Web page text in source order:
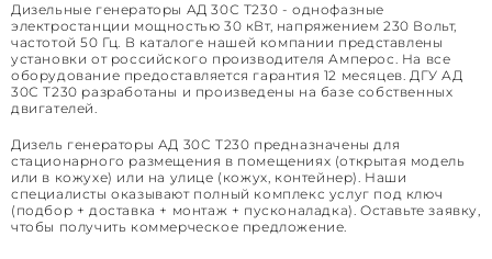
Дизельные генераторы АД 30С Т230 - однофазные
электростанции мощностью 30 кВт, напряжением 230 Вольт,
частотой 50 Гц. В каталоге нашей компании представлены
установки от российского производителя Амперос. На все
оборудование предоставляется гарантия 12 месяцев. ДГУ АД
30С Т230 разработаны и произведены на базе собственных
двигателей.
Дизель генераторы АД 30С Т230 предназначены для
стационарного размещения в помещениях (открытая модель
или в кожухе) или на улице (кожух, контейнер). Наши
специалисты оказывают полный комплекс услуг под ключ
(подбор + доставка + монтаж + пусконаладка). Оставьте заявку,
чтобы получить коммерческое предложение.